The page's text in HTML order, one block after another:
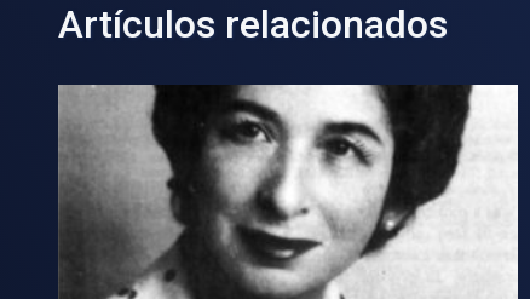
Artículos relacionados